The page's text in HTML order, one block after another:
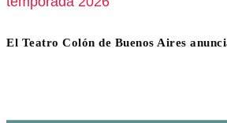
El Teatro Colón de Buenos Aires